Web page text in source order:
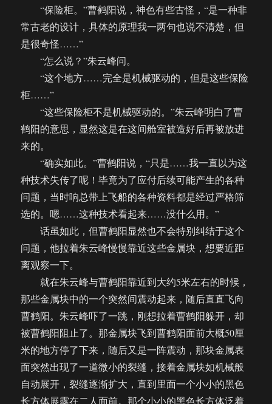
“保险柜。”曹鹤阳说，神色有些古怪，“是一种非
常古老的设计，具体的原理我一两句也说不清楚，但
是很奇怪……”
“怎么说？”朱云峰问。
“这个地方……完全是机械驱动的，但是这些保险
柜……”
“这些保险柜不是机械驱动的。”朱云峰明白了曹
鹤阳的意思，显然这是在这间舱室被造好后再被放进
来的。
“确实如此。”曹鹤阳说，“只是……我一直以为这
种技术失传了呢！毕竟为了应付后续可能产生的各种
问题，当时响总带上飞船的各种资料都是经过严格筛
选的。嗯……这种技术看起来……没什么用。”
话虽如此，但曹鹤阳显然也不会特别纠结于这个
问题，他拉着朱云峰慢慢靠近这些金属块，想要近距
离观察一下。
就在朱云峰与曹鹤阳靠近到大约5米左右的时候，
那些金属块中的一个突然间震动起来，随后直直飞向
曹鹤阳。朱云峰吓了一跳，刚想拉着曹鹤阳躲开，却
被曹鹤阳阻止了。那金属块飞到曹鹤阳面前大概50厘
米的地方停了下来，随后又是一阵震动，那块金属表
面突然出现了一道微小的裂缝，接着金属块如机械般
自动展开，裂缝逐渐扩大，直到里面一个小小的黑色
长方体展露在二人面前。那个小小的黑色长方体泛着